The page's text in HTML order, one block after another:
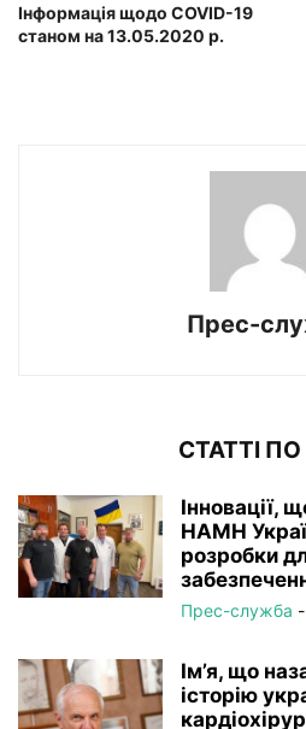
Інформація щодо COVID-19
станом на 13.05.2020 р.
Прес-
СТАТТІ ПО
Інновації,
НАМН
розробки
Прес-служба -
Ім’я, що
історію